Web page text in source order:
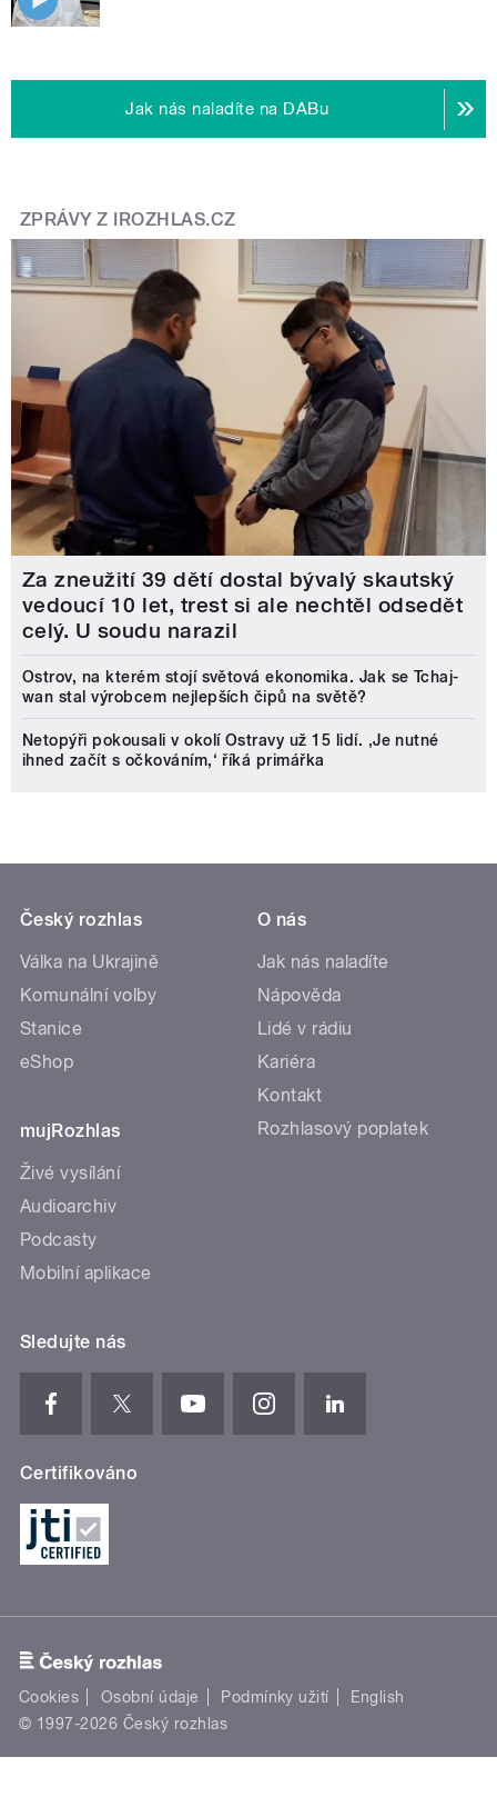
Jak nás naladíte na DABu
ZPRÁVY Z IROZHLAS.CZ
Za zneužití 39 dětí dostal bývalý skautský
vedoucí 10 let, trest si ale nechtěl odsedět
celý. U soudu narazil
Ostrov, na kterém stojí světová ekonomika. Jak se Tchaj-
wan stal výrobcem nejlepších čipů na světě?
Netopýři pokousali v okolí Ostravy už 15 lidí. ‚Je nutné
ihned začít s očkováním,‘ říká primářka
Český rozhlas
Válka na Ukrajině
Komunální volby
Stanice
eShop
mujRozhlas
Živé vysílání
Audioarchiv
Podcasty
Mobilní aplikace
O nás
Jak nás naladíte
Nápověda
Lidé v rádiu
Kariéra
Kontakt
Rozhlasový poplatek
Sledujte nás
Certifikováno
Cookies Osobní údaje Podmínky užití
English
© 1997-2026 Český rozhlas